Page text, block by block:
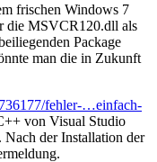
frischen Windows 7
die MSVCR120.dll als
Package
man die in Zukunft
fehler-…einfach-
von Visual Studio
Nach der Installation der